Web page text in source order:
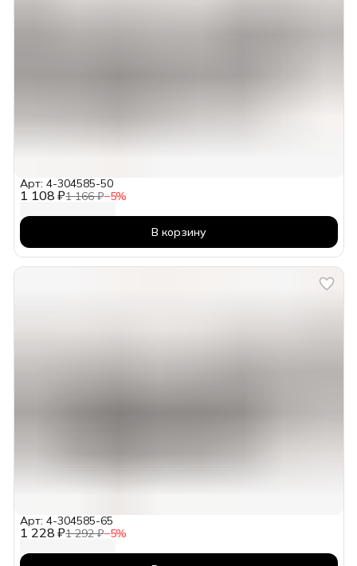
1 108 ₽1 166 ₽−5%
Арт: 4-304585-50
В корзину
1 228 ₽1 292 ₽−5%
Арт: 4-304585-65